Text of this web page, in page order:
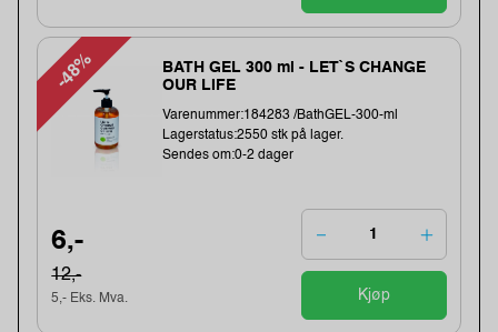
-48%
BATH GEL 300 ml - LET`S CHANGE
OUR LIFE
Varenummer:184283 /BathGEL-300-ml
Lagerstatus:2550 stk på lager.
Sendes om:0-2 dager
6,-
12,-
5,- Eks. Mva. Kjøp